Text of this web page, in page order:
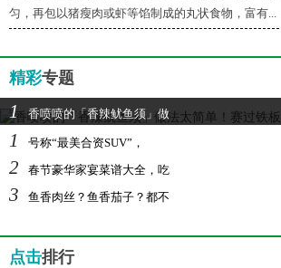
匀，再包以猪瘦肉或虾等馅制成的丸状食物，富有...
精彩专题
1 香喷喷的「香辣鱿鱼须」做
1 号称“最美合资SUV”，
2 春节豪华家宴菜谱大全，吃
3 鱼香肉丝？鱼香茄子？都不
点击排行